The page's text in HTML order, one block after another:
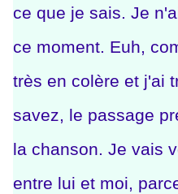
ce que je sais. Je
ce moment. Euh,
très en colère et j'ai
savez, le passage
la chanson. Je vais
entre lui et moi,